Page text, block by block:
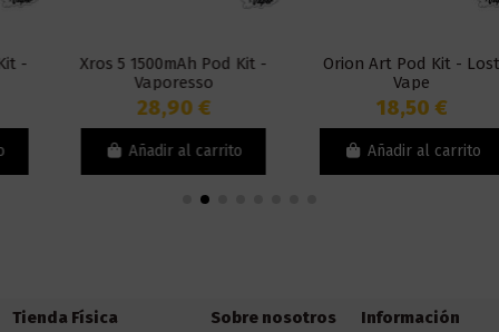
Xros 5 1500mAh Pod Kit -
Vaporesso
28,90 €
Añadir al carrito
Orion Art Pod Kit - Lost
18,50 €
Añadir al carrito
Tienda Física Sobre nosotros Información